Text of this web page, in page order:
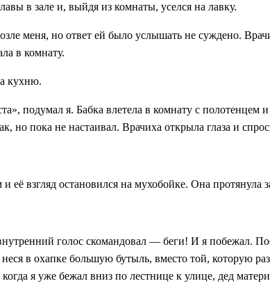
в зале и, выйдя из комнаты, уселся на лавку.
меня, но ответ ей было услышать не суждено.
в комнату.
кухню.
подумал я. Бабка влетела в комнату с полотенцем
но пока не настаивал. Врачиха открыла глаза и
взгляд остановился на мухобойке. Она протянула
голос скомандовал — беги! И я побежал.
в охапке большую бутыль, вместо той, которую
я уже бежал вниз по лестнице к улице, дед